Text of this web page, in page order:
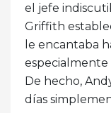
el jefe
Griffith
le encantaba
especialmente
De hecho,
días